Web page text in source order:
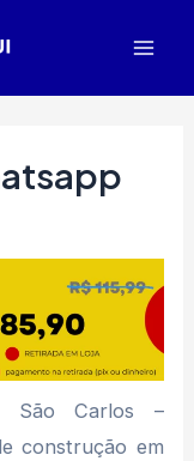
São Carlos –
construção em